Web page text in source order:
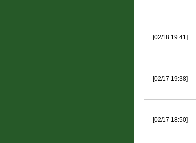
[02/18 19:41]
[02/17 19:38]
[02/17 18:50]